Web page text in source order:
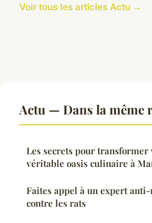
Voir tous les articles Actu →
Actu — Dans la même
Les secrets pour transformer
véritable oasis culinaire à
Faites appel à un expert
contre les rats